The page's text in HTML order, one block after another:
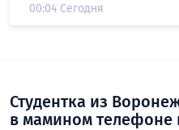
00:04 Сегодня
Студентка из
в мамином телефоне